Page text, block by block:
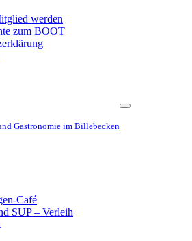
werden
zum BOOT
Gastronomie im Billebecken
Navigationsmenü
Café
SUP – Verleih